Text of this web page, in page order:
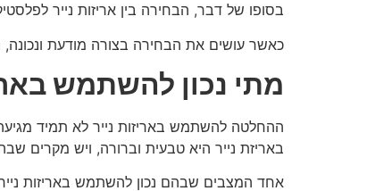
בסופו של דבר, הבחירה בין אריזות נייר
כאשר עושים את הבחירה בצורה מודעת
מתי נכון להשתמש
ההחלטה להשתמש באריזות נייר לא תמיד
באריזת נייר היא טבעית וברורה, ויש מקרים
אחד המצבים שבהם נכון להשתמש באריזות